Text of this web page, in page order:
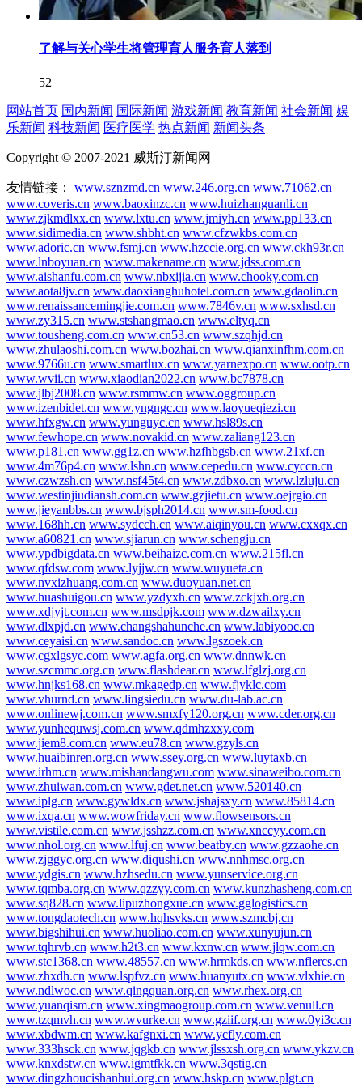
了解与关心学生将管理育人服务育人落到
52
网站首页 国内新闻 国际新闻 游戏新闻 教育新闻 社会新闻 娱
乐新闻 科技新闻 医疗医学 热点新闻 新闻头条
Copyright © 2007-2021 威斯汀新闻网
友情链接： www.sznzmd.cn www.246.org.cn www.71062.cn
www.coveris.cn www.baoxinzc.cn www.huizhanguanli.cn
www.zjkmdlxx.cn www.lxtu.cn www.jmiyh.cn www.pp133.cn
www.sidimedia.cn www.shbht.cn www.cfzwkbs.com.cn
www.adoric.cn www.fsmj.cn www.hzccie.org.cn www.ckh93r.cn
www.lnboyuan.cn www.makename.cn www.jdss.com.cn
www.aishanfu.com.cn www.nbxijia.cn www.chooky.com.cn
www.aota8jv.cn www.daoxianghuhotel.com.cn www.gdaolin.cn
www.renaissancemingjie.com.cn www.7846v.cn www.sxhsd.cn
www.zy315.cn www.stshangmao.cn www.eltyq.cn
www.tousheng.com.cn www.cn53.cn www.szqhjd.cn
www.zhulaoshi.com.cn www.bozhai.cn www.qianxinfhm.com.cn
www.9766u.cn www.smartlux.cn www.yarnexpo.cn www.ootp.cn
www.wvii.cn www.xiaodian2022.cn www.bc7878.cn
www.jlbj2008.cn www.rsmmw.cn www.oggroup.cn
www.izenbidet.cn www.yngngc.cn www.laoyueqiezi.cn
www.hfxgw.cn www.yunguyc.cn www.hsl89s.cn
www.fewhope.cn www.novakid.cn www.zaliang123.cn
www.p181.cn www.gg1z.cn www.hzfhbgsb.cn www.21xf.cn
www.4m76p4.cn www.lshn.cn www.cepedu.cn www.cyccn.cn
www.czwzsh.cn www.nsf45t4.cn www.zdbxo.cn www.lzluju.cn
www.westinjiudiansh.com.cn www.gzjietu.cn www.oejrgio.cn
www.jieyanbbs.cn www.bjsph2014.cn www.sm-food.cn
www.168hh.cn www.sydcch.cn www.aiqinyou.cn www.cxxqx.cn
www.a60821.cn www.sjiarun.cn www.schengju.cn
www.ypdbigdata.cn www.beihaizc.com.cn www.215fl.cn
www.qfdsw.com www.lyjjw.cn www.wuyueta.cn
www.nvxizhuang.com.cn www.duoyuan.net.cn
www.huashuigou.cn www.yzdyxh.cn www.zckjxh.org.cn
www.xdjyjt.com.cn www.msdpjk.com www.dzwailxy.cn
www.dlxpjd.cn www.changshahunche.cn www.labiyooc.cn
www.ceyaisi.cn www.sandoc.cn www.lgszoek.cn
www.cgxlgsyc.com www.agfa.org.cn www.dnnwk.cn
www.szcmmc.org.cn www.flashdear.cn www.lfglzj.org.cn
www.hnjks168.cn www.mkagedp.cn www.fjyklc.com
www.vhurnd.cn www.lingsiedu.cn www.du-lab.ac.cn
www.onlinewj.com.cn www.smxfy120.org.cn www.cder.org.cn
www.yunhequwsj.com.cn www.qdmhzxxy.com
www.jiem8.com.cn www.eu78.cn www.gzyls.cn
www.huaibinren.org.cn www.ssey.org.cn www.luytaxb.cn
www.irhm.cn www.mishandangwu.com www.sinaweibo.com.cn
www.zhuiwan.com.cn www.gdet.net.cn www.520140.cn
www.iplg.cn www.gywldx.cn www.jshajsxy.cn www.85814.cn
www.ixqa.cn www.wowfriday.cn www.flowsensors.cn
www.vistile.com.cn www.jsshzz.com.cn www.xnccyy.com.cn
www.nhol.org.cn www.lfuj.cn www.beatby.cn www.gzzaohe.cn
www.zjggyc.org.cn www.diqushi.cn www.nnhmsc.org.cn
www.ydgis.cn www.hzhsedu.cn www.yunservice.org.cn
www.tqmba.org.cn www.qzzyy.com.cn www.kunzhasheng.com.cn
www.sq828.cn www.lipuzhongxue.cn www.gglogistics.cn
www.tongdaotech.cn www.hqhsvks.cn www.szmcbj.cn
www.bigshihui.cn www.huoliao.com.cn www.xunyujun.cn
www.tqhrvb.cn www.h2t3.cn www.kxnw.cn www.jlqw.com.cn
www.stc1368.cn www.48557.cn www.hrmkds.cn www.nflercs.cn
www.zhxdh.cn www.lspfvz.cn www.huanyutx.cn www.vlxhie.cn
www.ndlwoc.cn www.qingquan.org.cn www.rhex.org.cn
www.yuanqism.cn www.xingmaogroup.com.cn www.venull.cn
www.tzqmvh.cn www.wvurke.cn www.gziif.org.cn www.0yi3c.cn
www.xbdwm.cn www.kafgnxi.cn www.ycfly.com.cn
www.333hsck.cn www.jqgkb.cn www.jlssxsh.org.cn www.ykzv.cn
www.knxdstw.cn www.igmtfkk.cn www.3qstig.cn
www.dingzhoucishanhui.org.cn www.hskp.cn www.plgt.cn